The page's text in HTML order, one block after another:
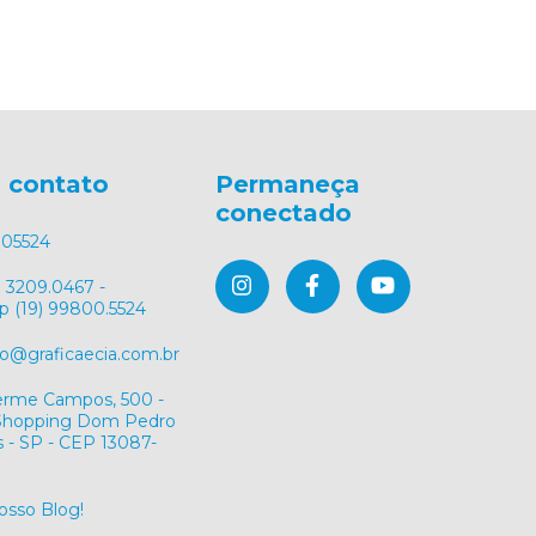
contato
3209.0467 -
(19) 99800.5524
Campos, 500 -
Dom Pedro
- SP - CEP 13087-
Blog!
Permaneça
conectado